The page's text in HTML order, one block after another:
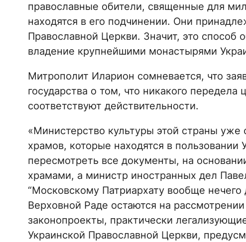
православные обители, священные для
находятся в его подчинении. Они
Православной Церкви. Значит, это способ
владение крупнейшими монастырями
Митрополит Иларион сомневается, что
государства о том, что никакого передела
соответствуют действительности.
«Министерство культуры этой страны уже
храмов, которые находятся в
пересмотреть все документы, на
храмами, а министр иностранных дел
“Московскому Патриархату вообще нечего
Верховной Раде остаются на
законопроекты, практически
Украинской Православной Церкви,